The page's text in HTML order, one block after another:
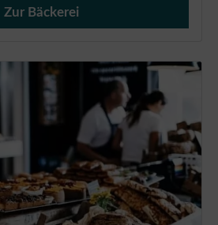
Zur Bäckerei